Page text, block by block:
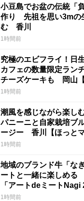
小豆島でお盆の伝統「
作り 先祖を思い3mの
む 香川
1時間前
究極のエビフライ！日
カフェの数量限定ラン
チーズケーキも 岡山
ェ】
1時間前
潮風を感じながら楽し
パニーニと自家栽培ブ
ージー 香川【ほっとマ
1時間前
地域のブランド牛「な
ートと一緒に楽しめる
「アートdeミートNagi
1時間前